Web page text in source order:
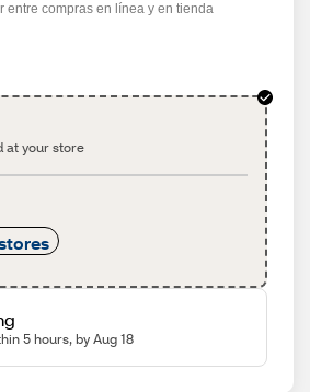
entre compras en línea y en tienda
at your store
5 hours, by Aug 18